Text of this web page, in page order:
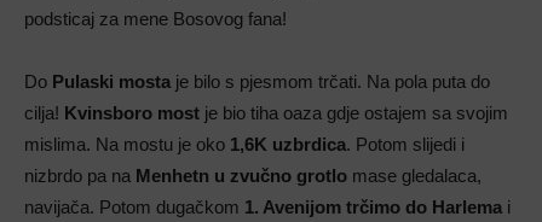
podsticaj za mene Bosovog fana!
Do Pulaski mosta je bilo s pjesmom trčati. Na pola puta do
cilja! Kvinsboro most je bio tiha oaza gdje ostajem sa svojim
mislima. Na mostu je oko 1,6K uzbrdica. Potom slijedi i
nizbrdo pa na Menhetn u zvučno grotlo mase gledalaca,
navijača. Potom dugačkom 1. Avenijom trčimo do Harlema i